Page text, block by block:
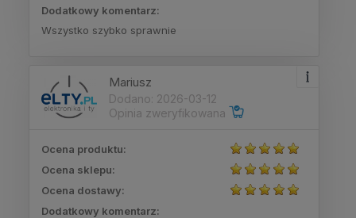
Dodatkowy komentarz:
Wszystko szybko sprawnie
Mariusz
Dodano: 2026-03-12
Opinia zweryfikowana
Ocena produktu:
Ocena sklepu:
Ocena dostawy:
Dodatkowy komentarz: